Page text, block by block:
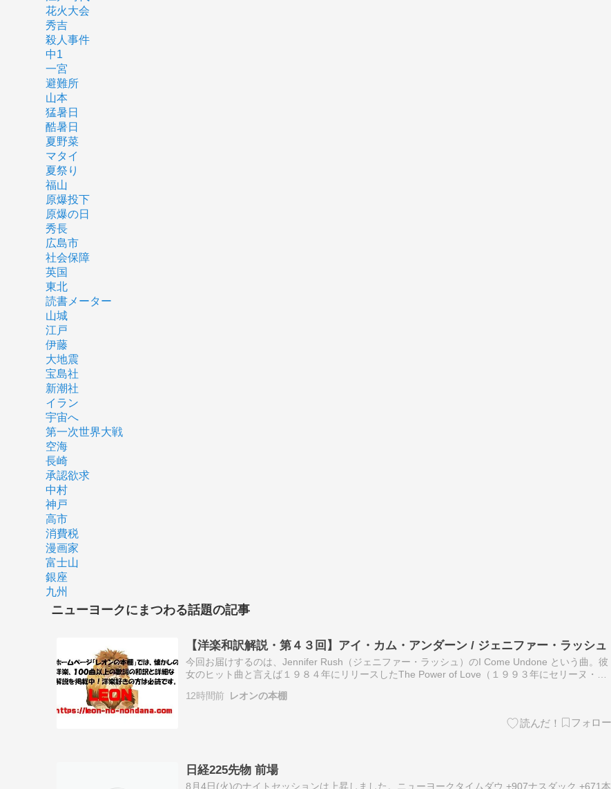
花火大会
秀吉
殺人事件
中1
一宮
避難所
山本
猛暑日
酷暑日
夏野菜
マタイ
夏祭り
福山
原爆投下
原爆の日
秀長
広島市
社会保障
英国
東北
読書メーター
山城
江戸
伊藤
大地震
宝島社
新潮社
イラン
宇宙へ
第一次世界大戦
空海
長崎
承認欲求
中村
神戸
高市
消費税
漫画家
富士山
銀座
九州
ニューヨークにまつわる話題の記事
【洋楽和訳解説・第４３回】アイ・カム・アンダーン / ジェニファー・ラッシュ
今回お届けするのは、Jennifer Rush（ジェニファー・ラッシュ）のI Come Undone という曲。彼
女のヒット曲と言えば１９８４年にリリースしたThe Power of Love（１９９３年にセリーヌ・デ
12時間前 レオンの本棚
日経225先物 前場
8月4日(火)のナイトセッションは上昇しました。ニューヨークタイムダウ +907ナスダック +671本